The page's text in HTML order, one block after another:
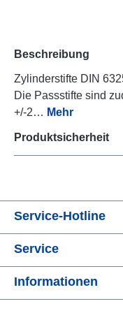
Beschreibung
Zylinderstifte DIN
Die Passstifte sind
+/-2… Mehr
Produktsicherheit
Service-Hotline
Service
Informationen